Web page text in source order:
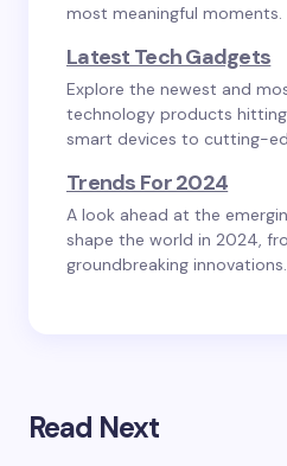
most meaningful moments.
Latest Tech Gadgets
Explore the newest and
technology products
smart devices to cutting-
Trends For 2024
A look ahead at the
shape the world in 2024,
groundbreaking innovations.
Read Next